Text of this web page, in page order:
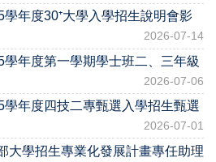
學年度30⁺大學入學招生說明會影
2026-07-14
學年度第一學期學士班二、三年級
2026-07-06
學年度四技二專甄選入學招生甄選
2026-07-01
大學招生專業化發展計畫專任助理